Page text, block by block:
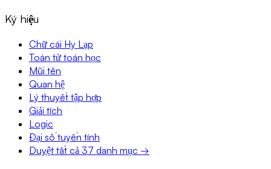
Ký hiệu
Chữ cái Hy Lạp
Toán tử toán học
Mũi tên
Quan hệ
Lý thuyết tập hợp
Giải tích
Logic
Đại số tuyến tính
Duyệt tất cả 37 danh mục →